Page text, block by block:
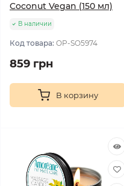
Coconut Vegan (150 мл)
В наличии
Код товара: OP-SO5974
859 грн
В корзину